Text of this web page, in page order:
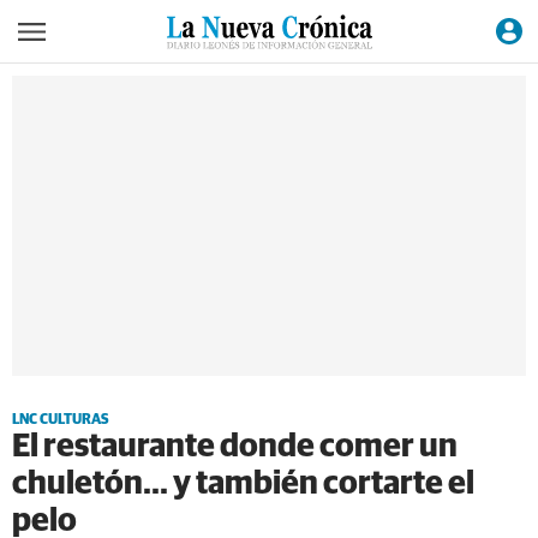
LNC CULTURAS
El restaurante donde comer un
chuletón... y también cortarte el
pelo